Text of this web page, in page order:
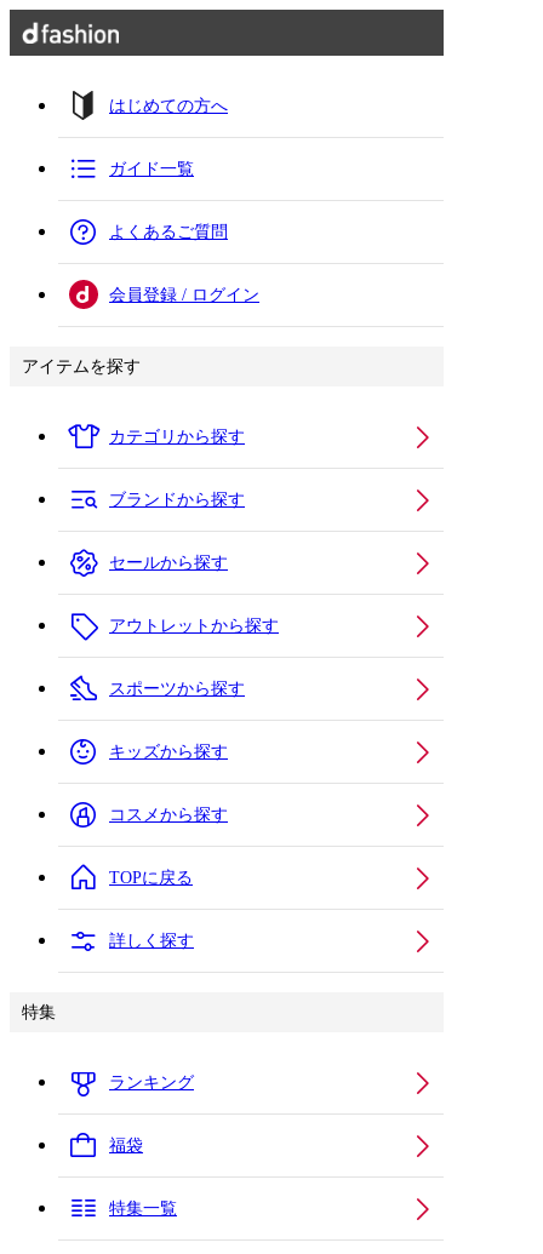
はじめての方へ
ガイド一覧
よくあるご質問
会員登録 / ログイン
アイテムを探す
カテゴリから探す
ブランドから探す
セールから探す
アウトレットから探す
スポーツから探す
キッズから探す
コスメから探す
TOPに戻る
詳しく探す
特集
ランキング
福袋
特集一覧